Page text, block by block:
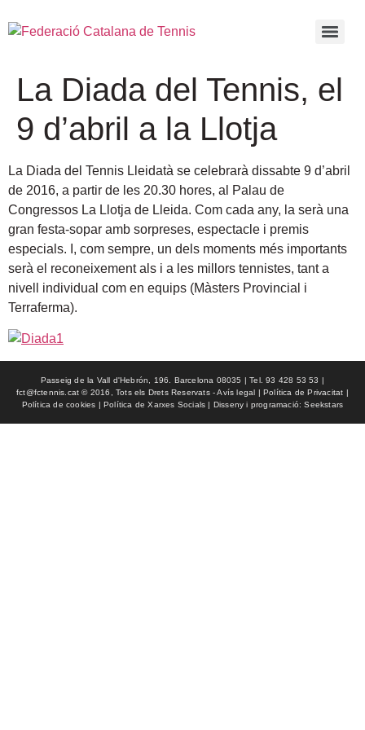
La Diada del Tennis, el
9 d’abril a la Llotja
La Diada del Tennis Lleidatà se celebrarà dissabte 9 d’abril
de 2016, a partir de les 20.30 hores, al Palau de
Congressos La Llotja de Lleida. Com cada any, la serà una
gran festa-sopar amb sorpreses, espectacle i premis
especials. I, com sempre, un dels moments més importants
serà el reconeixement als i a les millors tennistes, tant a
nivell individual com en equips (Màsters Provincial i
Terraferma).
Passeig de la Vall d'Hebrón, 196. Barcelona 08035 | Tel. 93 428 53 53 |
fct@fctennis.cat © 2016, Tots els Drets Reservats - Avís legal | Política de Privacitat |
Política de cookies | Política de Xarxes Socials | Disseny i programació: Seekstars